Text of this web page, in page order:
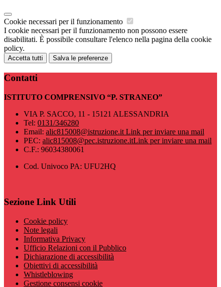
Cookie necessari per il funzionamento
I cookie necessari per il funzionamento non possono essere
disabilitati. È possibile consultare l'elenco nella pagina della cookie
policy.
Accetta tutti Salva le preferenze
Contatti
ISTITUTO COMPRENSIVO “P. STRANEO”
VIA P. SACCO, 11 - 15121 ALESSANDRIA
Tel: 0131/346280
Email: alic815008@istruzione.it Link per inviare una mail
PEC: alic815008@pec.istruzione.itLink per inviare una mail
C.F.: 96034380061
Cod. Univoco PA: UFU2HQ
Sezione Link Utili
Cookie policy
Note legali
Informativa Privacy
Ufficio Relazioni con il Pubblico
Dichiarazione di accessibilità
Obiettivi di accessibilità
Whistleblowing
Gestione consensi cookie